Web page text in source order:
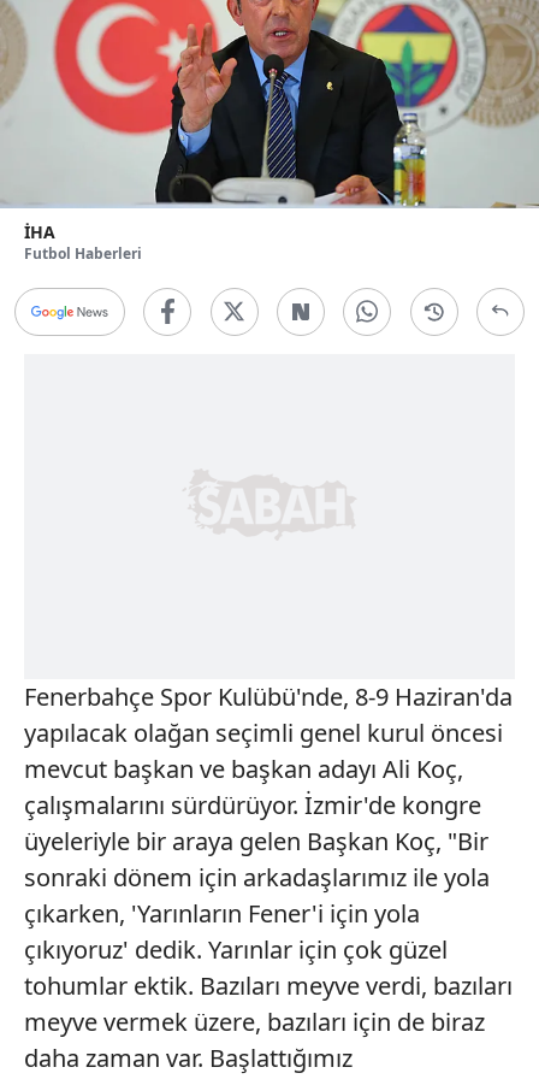
İHA
Futbol Haberleri
Fenerbahçe Spor Kulübü'nde, 8-9 Haziran'da
yapılacak olağan seçimli genel kurul öncesi
mevcut başkan ve başkan adayı Ali Koç,
çalışmalarını sürdürüyor. İzmir'de kongre
üyeleriyle bir araya gelen Başkan Koç, "Bir
sonraki dönem için arkadaşlarımız ile yola
çıkarken, 'Yarınların Fener'i için yola
çıkıyoruz' dedik. Yarınlar için çok güzel
tohumlar ektik. Bazıları meyve verdi, bazıları
meyve vermek üzere, bazıları için de biraz
daha zaman var. Başlattığımız